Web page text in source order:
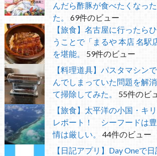
んだら酢豚が食べたくなっ
た。
69件のビュー
【旅食】名古屋に行ったら
うことで「まるや 本店 名駅
を堪能。
59件のビュー
【料理道具】パスタマシン
んでしまっていた問題を解
て掃除してみた。
55件のビ
【旅食】太平洋の小国・キ
レポート！ シーフードは
情は厳しい。
44件のビュー
【日記アプリ】Day Oneで